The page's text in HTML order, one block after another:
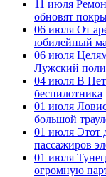
11 июля
обновят
06 июля От
юбилейный
06 июля
Лужский
04 июля В
беспилотника
01 июля
большой
01 июля Этот
пассажиров
01 июля
огромную